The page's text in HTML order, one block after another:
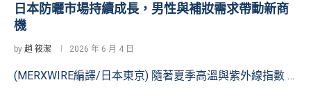
日本防曬市場持續成長，男性與補妝需求帶動新商
機
by 趙 筱潔 2026 年 6 月 4 日
(MERXWIRE編譯/日本東京) 隨著夏季高溫與紫外線指數 …